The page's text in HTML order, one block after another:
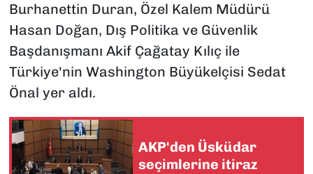
Burhanettin Duran, Özel Kalem Müdürü
Hasan Doğan, Dış Politika ve Güvenlik
Başdanışmanı Akif Çağatay Kılıç ile
Türkiye'nin Washington Büyükelçisi Sedat
Önal yer aldı.
AKP'den Üsküdar
seçimlerine itiraz